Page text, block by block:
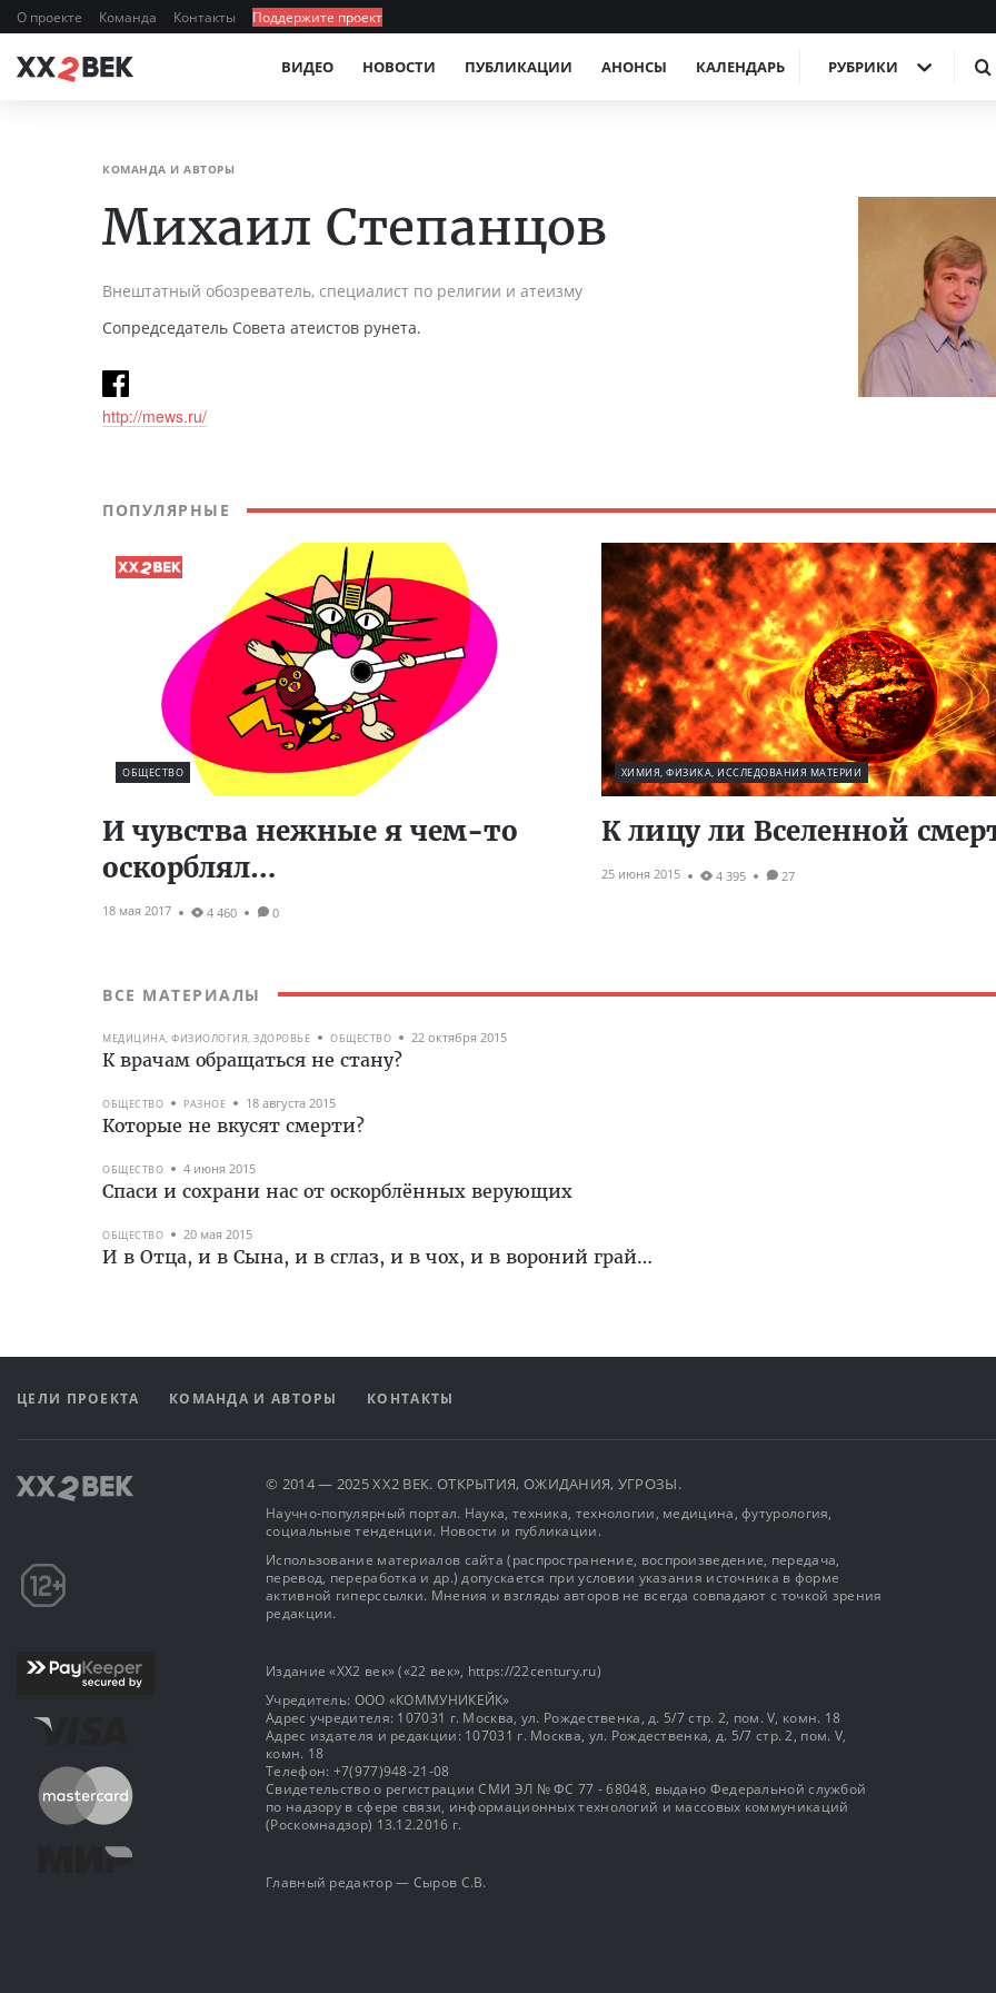
О проекте Команда Контакты Поддержите проект
ВИДЕО НОВОСТИ ПУБЛИКАЦИИ АНОНСЫ КАЛЕНДАРЬ РУБРИКИ
КОМАНДА И АВТОРЫ
Михаил Степанцов
Внештатный обозреватель, специалист по религии и атеизму
Сопредседатель Совета атеистов рунета.
http://mews.ru/
ПОПУЛЯРНЫЕ
ОБЩЕСТВО
И чувства нежные я чем-то
оскорблял…
18 мая 2017 4 460 0
ХИМИЯ, ФИЗИКА, ИССЛЕДОВАНИЯ МАТЕРИИ
К лицу ли Вселенной
25 июня 2015 4 395 27
ВСЕ МАТЕРИАЛЫ
МЕДИЦИНА, ФИЗИОЛОГИЯ, ЗДОРОВЬЕ ОБЩЕСТВО 22 октября 2015
К врачам обращаться не стану?
ОБЩЕСТВО РАЗНОЕ 18 августа 2015
Которые не вкусят смерти?
ОБЩЕСТВО 4 июня 2015
Спаси и сохрани нас от оскорблённых верующих
ОБЩЕСТВО 20 мая 2015
И в Отца, и в Сына, и в сглаз, и в чох, и в вороний грай…
ЦЕЛИ ПРОЕКТА КОМАНДА И АВТОРЫ КОНТАКТЫ
© 2014 — 2025 XX2 ВЕК. ОТКРЫТИЯ, ОЖИДАНИЯ, УГРОЗЫ.
Научно-популярный портал. Наука, техника, технологии, медицина, футурология,
социальные тенденции. Новости и публикации.
Использование материалов сайта (распространение, воспроизведение, передача,
перевод, переработка и др.) допускается при условии указания источника в форме
активной гиперссылки. Мнения и взгляды авторов не всегда совпадают с точкой зрения
редакции.
Издание «XX2 век» («22 век», https://22century.ru)
Учредитель: OOO «КОММУНИКЕЙК»
Адрес учредителя: 107031 г. Москва, ул. Рождественка, д. 5/7 стр. 2, пом. V, комн. 18
Адрес издателя и редакции: 107031 г. Москва, ул. Рождественка, д. 5/7 стр. 2, пом. V,
комн. 18
Телефон: +7(977)948-21-08
Свидетельство о регистрации СМИ ЭЛ № ФС 77 - 68048, выдано Федеральной службой
по надзору в сфере связи, информационных технологий и массовых коммуникаций
(Роскомнадзор) 13.12.2016 г.
Главный редактор — Сыров С.В.